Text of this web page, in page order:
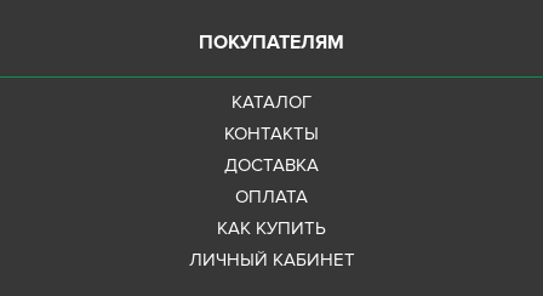
ПОКУПАТЕЛЯМ
КАТАЛОГ
КОНТАКТЫ
ДОСТАВКА
ОПЛАТА
КАК КУПИТЬ
ЛИЧНЫЙ КАБИНЕТ